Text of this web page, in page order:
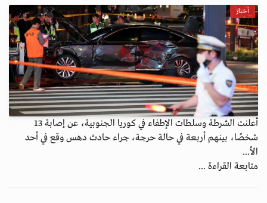
أخبار
أعلنت الشرطة وسلطات الإطفاء في كوريا الجنوبية، عن إصابة 13
شخصًا، بينهم أربعة في حالة حرجة، جراء حادث دهس وقع في أحد
الأ...
متابعة القراءة ...